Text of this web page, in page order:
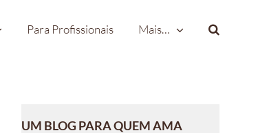
Para Profissionais Mais…
UM BLOG PARA QUEM AMA